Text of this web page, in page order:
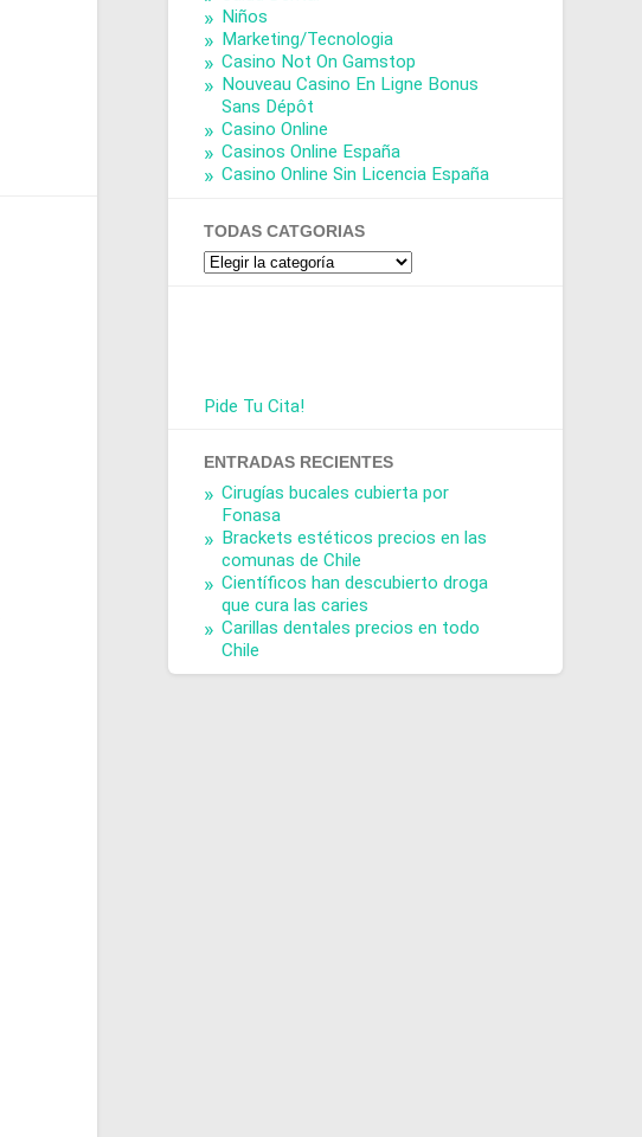
Niños
Marketing/Tecnologia
Casino Not On Gamstop
Nouveau Casino En Ligne Bonus
Sans Dépôt
Casino Online
Casinos Online España
Casino Online Sin Licencia España
TODAS CATGORIAS
Todas
Catgorias
Pide Tu Cita!
ENTRADAS RECIENTES
Cirugías bucales cubierta por
Fonasa
Brackets estéticos precios en las
comunas de Chile
Científicos han descubierto droga
que cura las caries
Carillas dentales precios en todo
Chile